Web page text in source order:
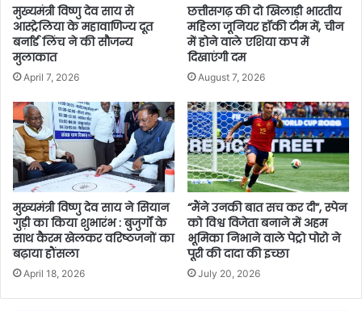
मुख्यमंत्री विष्णु देव साय से
आस्ट्रेलिया के महावाणिज्य दूत
बर्नार्ड लिंच ने की सौजन्य
मुलाकात
April 7, 2026
छत्तीसगढ़ की दो खिलाड़ी भारतीय
महिला जूनियर हॉकी टीम में, चीन
में होने वाले एशिया कप में
दिखाएंगी दम
August 7, 2026
मुख्यमंत्री विष्णु देव साय ने सियान
गुड़ी का किया शुभारंभ : बुजुर्गों के
साथ कैरम खेलकर वरिष्ठजनों का
बढ़ाया हौंसला
April 18, 2026
“मैंने उनकी बात सच कर दी”, स्पेन
को विश्व विजेता बनाने में अहम
भूमिका निभाने वाले पेट्रो पोरो ने
पूरी की दादा की इच्छा
July 20, 2026